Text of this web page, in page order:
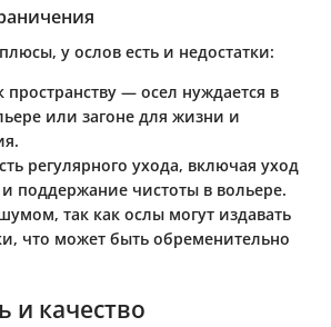
у ослов есть и недостатки:
пространству — осел нуждается в
или загоне для жизни и
регулярного ухода, включая уход
поддержание чистоты в вольере.
, так как ослы могут издавать
что может быть обременительно
и качество